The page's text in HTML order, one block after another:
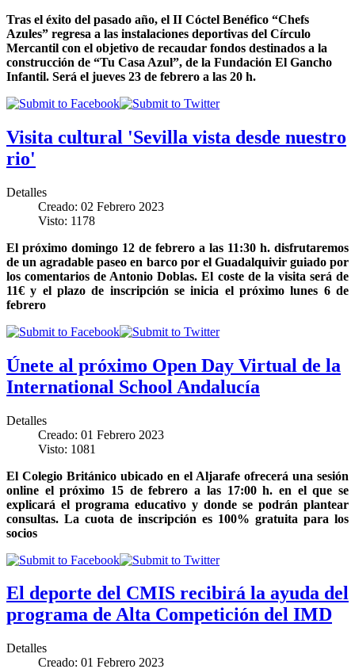
Tras el éxito del pasado año, el II Cóctel Benéfico “Chefs
Azules” regresa a las instalaciones deportivas del Círculo
Mercantil con el objetivo de recaudar fondos destinados a la
construcción de “Tu Casa Azul”, de la Fundación El Gancho
Infantil. Será el jueves 23 de febrero a las 20 h.
Visita cultural 'Sevilla vista desde nuestro
rio'
Detalles
Creado: 02 Febrero 2023
Visto: 1178
El próximo domingo 12 de febrero a las 11:30 h. disfrutaremos
de un agradable paseo en barco por el Guadalquivir guiado por
los comentarios de Antonio Doblas. El coste de la visita será de
11€ y el plazo de inscripción se inicia el próximo lunes 6 de
febrero
Únete al próximo Open Day Virtual de la
International School Andalucía
Detalles
Creado: 01 Febrero 2023
Visto: 1081
El Colegio Británico ubicado en el Aljarafe ofrecerá una sesión
online el próximo 15 de febrero a las 17:00 h. en el que se
explicará el programa educativo y donde se podrán plantear
consultas. La cuota de inscripción es 100% gratuita para los
socios
El deporte del CMIS recibirá la ayuda del
programa de Alta Competición del IMD
Detalles
Creado: 01 Febrero 2023